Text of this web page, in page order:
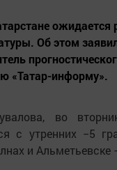
ожидается
Об этом
«Татар-информу».
во
с утренних −5
и Альметьевске